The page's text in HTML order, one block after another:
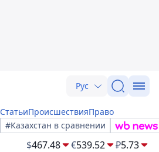
Рус
СтатьиПроисшествияПраво
#Казахстан в сравнении
$467.48 €539.52 ₽5.73